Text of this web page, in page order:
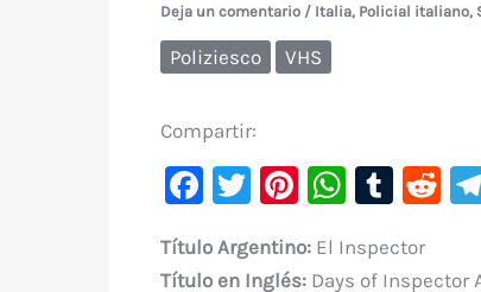
Deja un comentario / Italia, Policial italiano,
Poliziesco VHS
Compartir:
F
c
T
it
Pi
er
W
at
T
m
R
Título Argentino:El Inspector
Título en Inglés:Days of Inspector